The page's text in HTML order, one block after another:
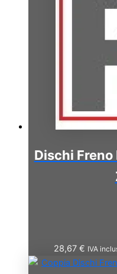
Dischi
28,67 € IVA